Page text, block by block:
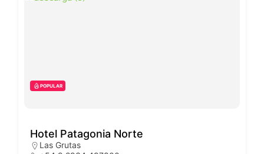
POPULAR
Hotel Patagonia Norte
Las Grutas